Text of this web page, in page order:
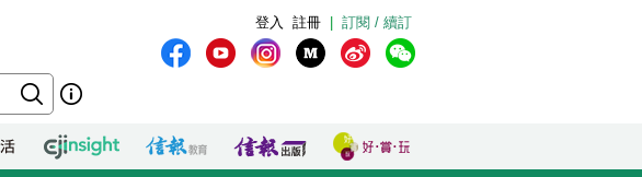
訂閱 / 續訂
註冊
登入